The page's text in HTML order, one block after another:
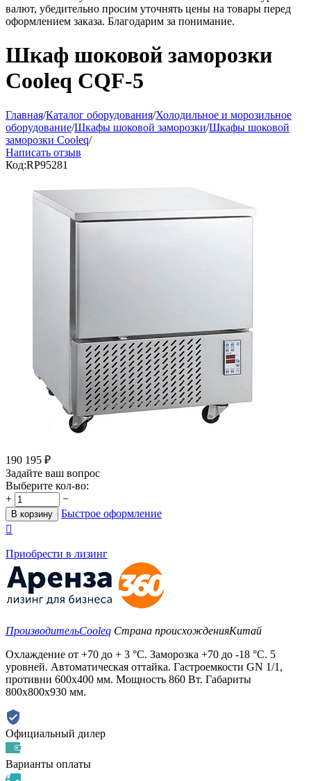
валют, убедительно просим уточнять цены на товары перед
оформлением заказа. Благодарим за понимание.
Шкаф шоковой заморозки
Cooleq CQF-5
Главная/Каталог оборудования/Холодильное и морозильное
оборудование/Шкафы шоковой заморозки/Шкафы шоковой
заморозки Cooleq/
Написать отзыв
Код:RP95281
190 195 ₽
Задайте ваш вопрос
Выберите кол-во:
+
−
В корзину
Быстрое оформление

Приобрести в лизинг
ПроизводительCooleq Страна происхожденияКитай
Охлаждение от +70 до + 3 °С. Заморозка +70 до -18 °С. 5
уровней. Автоматическая оттайка. Гастроемкости GN 1/1,
противни 600х400 мм. Мощность 860 Вт. Габариты
800x800x930 мм.
Официальный дилер
Варианты оплаты